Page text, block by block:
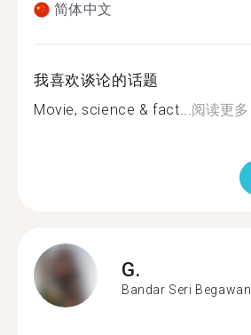
简体中文
我喜欢谈论的话题
Movie, science & fact...阅读更多
G.
Bandar Seri Begawan